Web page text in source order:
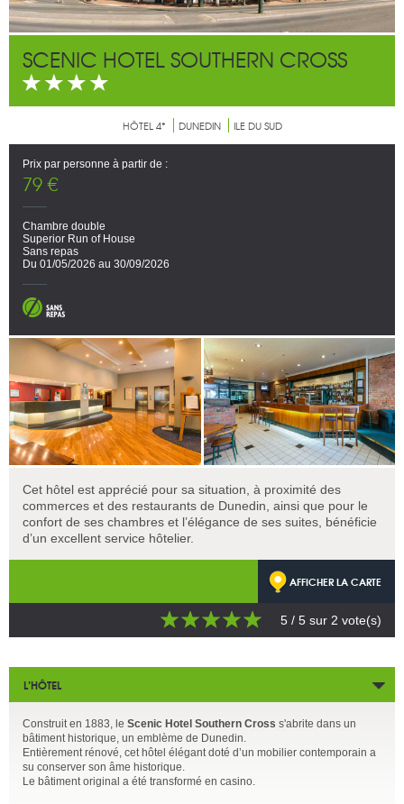
SCENIC HOTEL SOUTHERN CROSS
HÔTEL 4* DUNEDIN ILE DU SUD
Prix par personne à partir de :
79 €
Chambre double
Superior Run of House
Sans repas
Du 01/05/2026 au 30/09/2026
Cet hôtel est apprécié pour sa situation, à proximité des
commerces et des restaurants de Dunedin, ainsi que pour le
confort de ses chambres et l’élégance de ses suites, bénéficie
d’un excellent service hôtelier.
AFFICHER LA CARTE
5 / 5 sur 2 vote(s)
L’HÔTEL
Construit en 1883, le Scenic Hotel Southern Cross s'abrite dans un
bâtiment historique, un emblème de Dunedin.
Entièrement rénové, cet hôtel élégant doté d’un mobilier contemporain a
su conserver son âme historique.
Le bâtiment original a été transformé en casino.